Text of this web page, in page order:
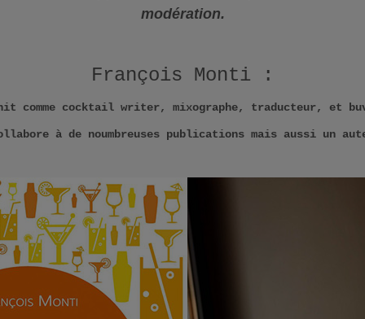
modération.
François Monti :
comme cocktail writer, mixographe, traducteur, et
à de noumbreuses publications mais aussi un